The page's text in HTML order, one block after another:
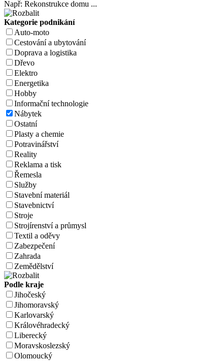
Např: Rekonstrukce domu ...
Kategorie podnikání
Auto-moto
Cestování a ubytování
Doprava a logistika
Dřevo
Elektro
Energetika
Hobby
Informační technologie
Nábytek
Ostatní
Plasty a chemie
Potravinářství
Reality
Reklama a tisk
Řemesla
Služby
Stavební materiál
Stavebnictví
Stroje
Strojírenství a průmysl
Textil a oděvy
Zabezpečení
Zahrada
Zemědělství
Podle kraje
Jihočeský
Jihomoravský
Karlovarský
Královéhradecký
Liberecký
Moravskoslezský
Olomoucký